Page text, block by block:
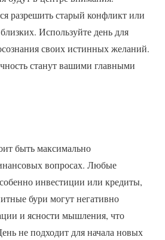
разрешить старый конфликт или
Используйте день для
своих истинных желаний.
станут вашими главными
быть максимально
вопросах. Любые
инвестиции или кредиты,
бури могут негативно
и ясности мышления, что
не подходит для начала новых